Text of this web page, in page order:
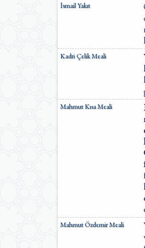
İsmail Yakıt
Kadri Çelik Meali
Mahmut Kısa Meali
Mahmut Özdemir Meali